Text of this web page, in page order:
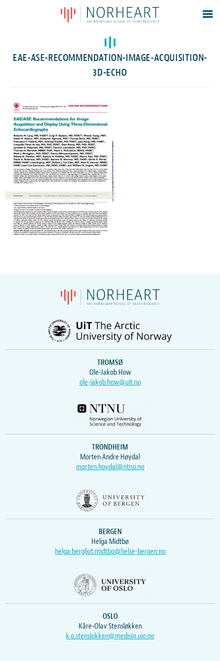
Latest news
Events
Theses
Contacts
Log In
EAE-ASE-RECOMMENDATION-IMAGE-ACQUISITION-
3D-ECHO
TROMSØ
Ole-Jakob How
ole-jakob.how@uit.no
TRONDHEIM
Morten Andre Høydal
morten.hoydal@ntnu.no
BERGEN
Helga Midtbø
helga.bergljot.midtbo@helse-bergen.no
OSLO
Kåre-Olav Stensløkken
k.o.stenslokken@medisin.uio.no